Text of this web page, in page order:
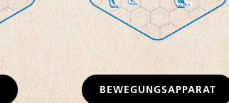
BEWEGUNGSAPPARAT